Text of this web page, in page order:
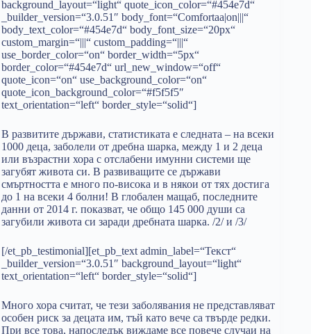
background_layout=“light“ quote_icon_color=“#454e7d“
_builder_version=“3.0.51″ body_font=“Comfortaa|on|||“
body_text_color=“#454e7d“ body_font_size=“20px“
custom_margin=“|||“ custom_padding=“|||“
use_border_color=“on“ border_width=“5px“
border_color=“#454e7d“ url_new_window=“off“
quote_icon=“on“ use_background_color=“on“
quote_icon_background_color=“#f5f5f5″
text_orientation=“left“ border_style=“solid“]
В развитите държави, статистиката е следната – на всеки
1000 деца, заболели от дребна шарка, между 1 и 2 деца
или възрастни хора с отслабени имунни системи ще
загубят живота си. В развиващите се държави
смъртността е много по-висока и в някои от тях достига
до 1 на всеки 4 болни! В глобален мащаб, последните
данни от 2014 г. показват, че общо 145 000 души са
загубили живота си заради дребната шарка. /2/ и /3/
[/et_pb_testimonial][et_pb_text admin_label=“Текст“
_builder_version=“3.0.51″ background_layout=“light“
text_orientation=“left“ border_style=“solid“]
Много хора считат, че тези заболявания не представляват
особен риск за децата им, тъй като вече са твърде редки.
При все това, напоследък виждаме все повече случаи на